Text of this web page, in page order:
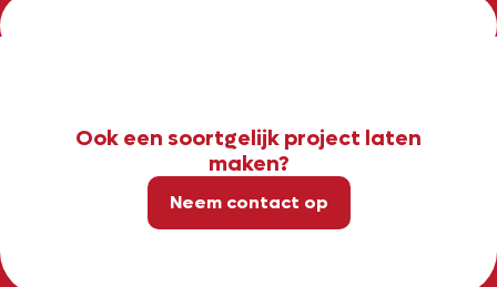
Ook een soortgelijk project laten
maken?
Neem contact op